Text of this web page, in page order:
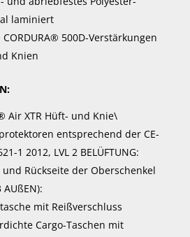
laminiert
500D-Verstärkungen
Knien
Air XTR Hüft- und Knie\
entsprechend der CE-
1 2012, LVL 2 BELÜFTUNG:
Rückseite der Oberschenkel
AUßEN):
mit Reißverschluss
Cargo-Taschen mit